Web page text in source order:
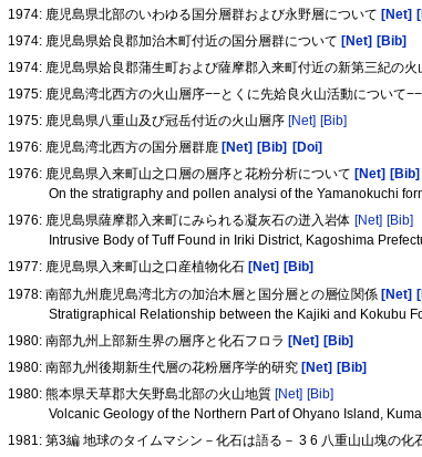
1974: 鹿児島県北部のいわゆる国分層群および永野層について [Net]
1974: 鹿児島県姶良郡加治木町付近の国分層群について [Net] [Bib]
1974: 鹿児島県姶良郡蒲生町および薩摩郡入来町付近の新第三紀の火
1975: 鹿児島湾北西方の火山層序−−とくに先姶良火山活動について−−
1975: 鹿児島県八重山及び冠岳付近の火山層序 [Net] [Bib]
1976: 鹿児島湾北西方の国分層群鹿 [Net] [Bib]
[Doi]
1976: 鹿児島県入来町山之口層の層序と花粉分析について [Net] [Bib]
On the stratigraphy and pollen analysi of the Yamanokuchi
1976: 鹿児島県薩摩郡入来町にみられる凝灰石の迸入岩体 [Net] [Bib]
Intrusive Body of Tuff Found in Iriki District, Kagoshima
1977: 鹿児島県入来町山之口産植物化石 [Net] [Bib]
1978: 南部九州鹿児島湾北方の加治木層と国分層との層位関係[Net]
Stratigraphical Relationship between the Kajiki and Kokubu
1980: 南部九州上部新生界の層序と化石フロラ[Net] [Bib]
1980: 南部九州後期新生代層の花粉層序学的研究[Net] [Bib]
1980: 熊本県天草郡大矢野島北部の火山地質[Net] [Bib]
Volcanic Geology of the Northern Part of Ohyano Island,
1981: 第3編 地球のタイムマシン－化石は語る－ 3 6 八重山山塊の